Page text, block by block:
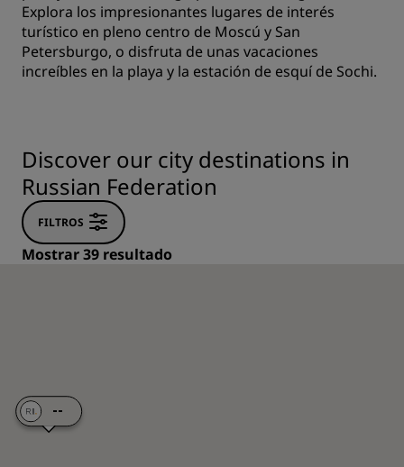
Explora los impresionantes lugares de interés
turístico en pleno centro de Moscú y San
Petersburgo, o disfruta de unas vacaciones
increíbles en la playa y la estación de esquí de Sochi.
Discover our city destinations in
Russian Federation
FILTROS
Mostrar 39 resultado
--